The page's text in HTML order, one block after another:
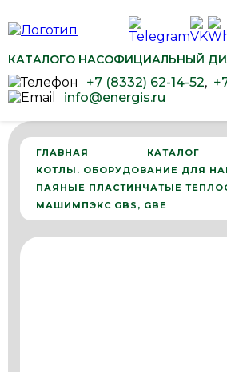
КАТАЛОГО НАСОФИЦИАЛЬНЫЙ
+7 (8332) 62-14-52,
info@energis.ru
ГЛАВНАЯ
КАТАЛОГ
КОТЛЫ. ОБОРУДОВАНИЕ ДЛЯ
ПАЯНЫЕ ПЛАСТИНЧАТЫЕ
МАШИМПЭКС GBS, GBE